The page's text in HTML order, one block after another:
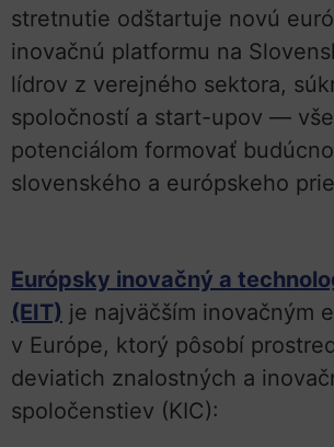
stretnutie odštartuje novú
inovačnú platformu na
lídrov z verejného sektora,
spoločností a start-upov —
potenciálom formovať
slovenského a európskeho
Európsky inovačný a
(EIT) je najväčším inovačným
v Európe, ktorý pôsobí
deviatich znalostných a
spoločenstiev (KIC):